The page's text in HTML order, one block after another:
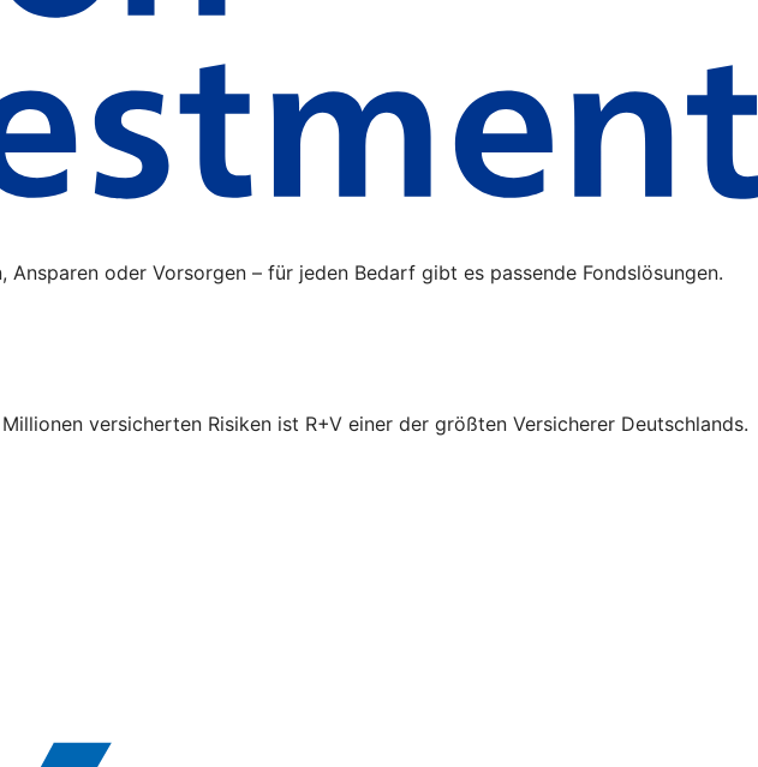
oder Vorsorgen – für jeden Bedarf gibt es passende Fondslösungen.
versicherten Risiken ist R+V einer der größten Versicherer Deutschlands.